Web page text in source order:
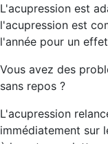
L'acupression est
l'acupression est
l'année pour un
Vous avez des
sans repos ?
L'acupression
immédiatement sur